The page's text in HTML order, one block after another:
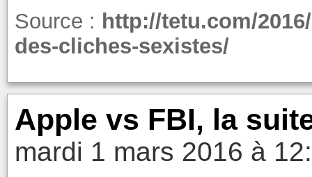
Source : http://tetu.com/
des-cliches-sexistes/
Apple vs FBI, la
mardi 1 mars 2016 à